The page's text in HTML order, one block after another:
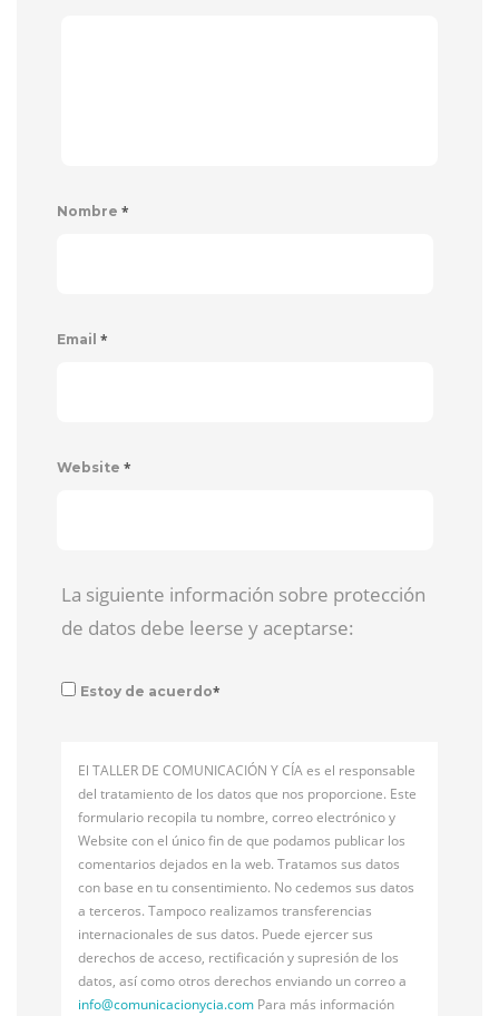
Nombre *
Email *
Website *
La siguiente información sobre protección
de datos debe leerse y aceptarse:
Estoy de acuerdo*
El TALLER DE COMUNICACIÓN Y CÍA es el responsable
del tratamiento de los datos que nos proporcione. Este
formulario recopila tu nombre, correo electrónico y
Website con el único fin de que podamos publicar los
comentarios dejados en la web. Tratamos sus datos
con base en tu consentimiento. No cedemos sus datos
a terceros. Tampoco realizamos transferencias
internacionales de sus datos. Puede ejercer sus
derechos de acceso, rectificación y supresión de los
datos, así como otros derechos enviando un correo a
info@comunicacionycia.com Para más información